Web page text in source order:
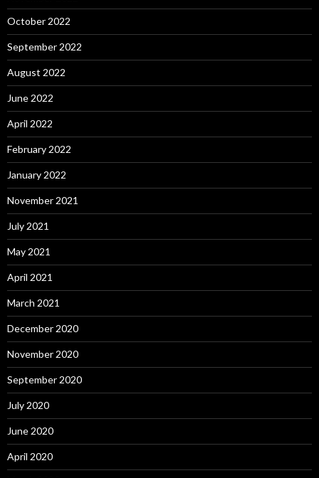
October 2022
September 2022
August 2022
June 2022
April 2022
February 2022
January 2022
November 2021
July 2021
May 2021
April 2021
March 2021
December 2020
November 2020
September 2020
July 2020
June 2020
April 2020